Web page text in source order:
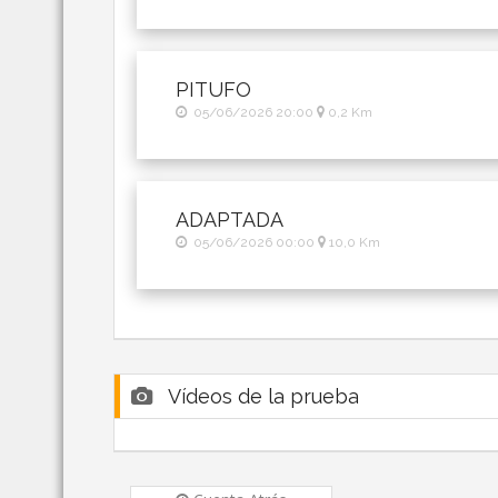
PITUFO
05/06/2026 20:00 0,2 Km
ADAPTADA
05/06/2026 00:00 10,0 Km
Vídeos de la prueba